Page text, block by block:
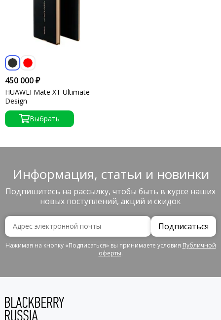
450 000 ₽
HUAWEI Mate XT Ultimate
Design
Выбрать
Информация, статьи и новинки
Подпишитесь на рассылку, чтобы быть в курсе наших
новых поступлений, акций и скидок
Подписаться
Нажимая на кнопку «Подписаться» вы принимаете условия Публичной
оферты.